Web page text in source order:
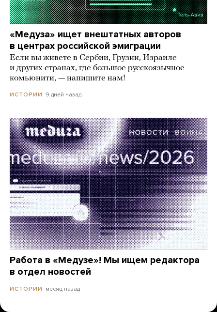
«Медуза» ищет внештатных авторов
в центрах российской эмиграции
Если вы живете в Сербии, Грузии, Израиле
и других странах, где большое русскоязычное
комьюнити, — напишите нам!
ИСТОРИИ 9 дней назад
Работа в «Медузе»! Мы ищем редактора
в отдел новостей
ИСТОРИИ месяц назад